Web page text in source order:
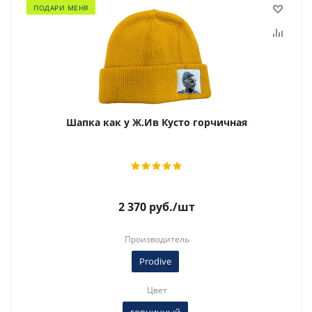
ПОДАРИ МЕНЯ
Шапка как у Ж.Ив Кусто горчичная
2 370 руб./шт
Производитель
Prodive
Цвет